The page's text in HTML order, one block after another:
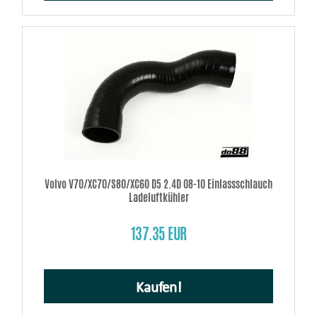
Volvo V70/XC70/S80/XC60 D5 2.4D 08-10 Einlassschlauch
Ladeluftkühler
137.35 EUR
Kaufen!